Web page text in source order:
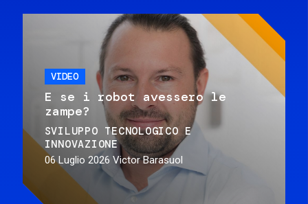
VIDEO
E se i robot avessero le
zampe?
SVILUPPO TECNOLOGICO E
INNOVAZIONE
06 Luglio 2026 Victor Barasuol